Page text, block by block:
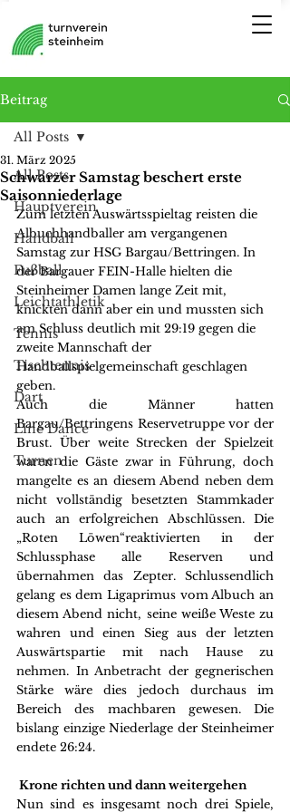
Beitrag
All Posts
Hauptverein
Handball
Fußball
Leichtathletik
Tennis
Tischtennis
Dart
Line Dance
Turnen
All Posts
Schwarzer Samstag beschert erste
Saisonniederlage
31. März 2025
Zum letzten Auswärtsspieltag reisten die
Albuchhandballer am vergangenen
Samstag zur HSG Bargau/Bettringen. In
der Bargauer FEIN-Halle hielten die
Steinheimer Damen lange Zeit mit,
knickten dann aber ein und mussten sich
am Schluss deutlich mit 29:19 gegen die
zweite Mannschaft der
Handballspielgemeinschaft geschlagen
geben.
Auch die Männer hatten
Bargau/Bettringens Reservetruppe vor der
Brust. Über weite Strecken der Spielzeit
waren die Gäste zwar in Führung, doch
mangelte es an diesem Abend neben dem
nicht vollständig besetzten Stammkader
auch an erfolgreichen Abschlüssen. Die
„Roten Löwen“reaktivierten in der
Schlussphase alle Reserven und
übernahmen das Zepter. Schlussendlich
gelang es dem Ligaprimus vom Albuch an
diesem Abend nicht, seine weiße Weste zu
wahren und einen Sieg aus der letzten
Auswärtspartie mit nach Hause zu
nehmen. In Anbetracht der gegnerischen
Stärke wäre dies jedoch durchaus im
Bereich des machbaren gewesen. Die
bislang einzige Niederlage der Steinheimer
endete 26:24.
Krone richten und dann weitergehen
Nun sind es insgesamt noch drei Spiele,